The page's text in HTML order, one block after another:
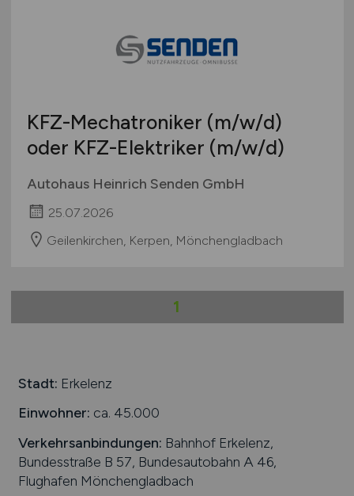
Bachelor-/ Master-/ Diplom-Arbeit
Studentenjobs / Werkstudenten
Mecklenburg-Vorpommern
Niedersachsen
Rheinland-Pfalz
Saarland
Sachsen
Schweiz
International
KFZ-Mechatroniker (m/w/d)
oder KFZ-Elektriker (m/w/d)
Autohaus Heinrich Senden GmbH
25.07.2026
Geilenkirchen, Kerpen, Mönchengladbach
1
Stadt: Erkelenz
Einwohner: ca. 45.000
Verkehrsanbindungen: Bahnhof Erkelenz,
Bundesstraße B 57, Bundesautobahn A 46,
Flughafen Mönchengladbach